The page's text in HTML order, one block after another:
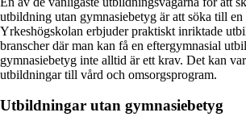
utbildning utan gymnasiebetyg är att söka till en
Yrkeshögskolan erbjuder praktiskt inriktade
branscher där man kan få en eftergymnasial
gymnasiebetyg inte alltid är ett krav. Det kan
utbildningar till vård och omsorgsprogram.
Utbildningar utan gymnasiebetyg